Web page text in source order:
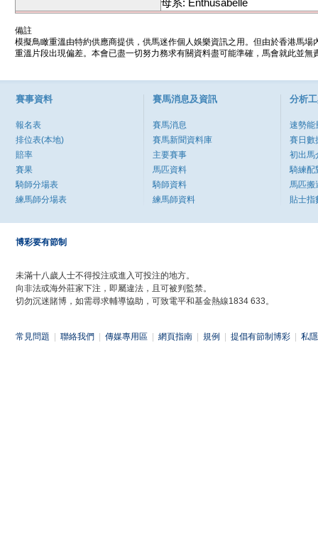
母系: Enthusabelle
備註
模擬鳥瞰重溫由特約供應商提供，供馬迷作個人娛樂資訊之用。但由於香港馬
重溫片段出現偏差。本會已盡一切努力務求有關資料盡可能準確，馬會就此並
賽事資料
報名表
排位表(本地)
賠率
賽果
騎師分場表
練馬師分場表
賽馬消息及資訊
賽馬消息
賽馬新聞資料庫
主要賽事
馬匹資料
騎師資料
練馬師資料
分析
速勢能
賽日數
初出馬
騎練配
馬匹搬
貼士指
博彩要有節制
未滿十八歲人士不得投注或進入可投注的地方。
向非法或海外莊家下注，即屬違法，且可被判監禁。
切勿沉迷賭博，如需尋求輔導協助，可致電平和基金熱線1834 633。
常見問題 聯絡我們 傳媒專用區 網頁指南 規例 提倡有節制博彩 私